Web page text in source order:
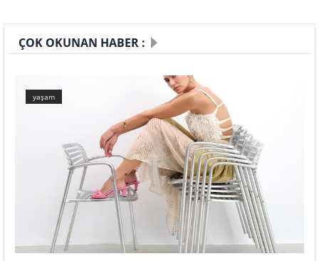
ÇOK OKUNAN HABER :
yaşam